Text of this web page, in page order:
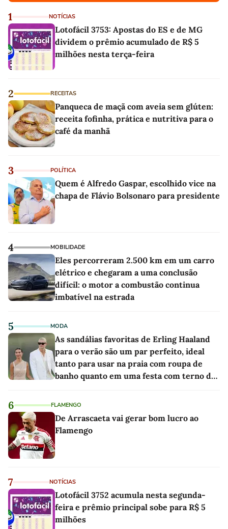
1 NOTÍCIAS
Lotofácil 3753: Apostas do ES e de MG
dividem o prêmio acumulado de R$ 5
milhões nesta terça-feira
2 RECEITAS
Panqueca de maçã com aveia sem glúten:
receita fofinha, prática e nutritiva para o
café da manhã
3 POLÍTICA
Quem é Alfredo Gaspar, escolhido vice na
chapa de Flávio Bolsonaro para presidente
4 MOBILIDADE
Eles percorreram 2.500 km em um carro
elétrico e chegaram a uma conclusão
difícil: o motor a combustão continua
imbatível na estrada
5 MODA
As sandálias favoritas de Erling Haaland
para o verão são um par perfeito, ideal
tanto para usar na praia com roupa de
banho quanto em uma festa com terno de
6 FLAMENGO
De Arrascaeta vai gerar bom lucro ao
Flamengo
7 NOTÍCIAS
Lotofácil 3752 acumula nesta segunda-
feira e prêmio principal sobe para R$ 5
milhões